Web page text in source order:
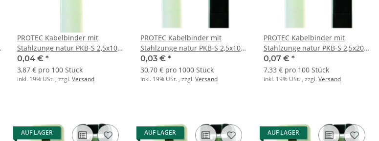
PROTEC Kabelbinder mit
Stahlzunge natur PKB-S 2,5x100
(100 Stk.)
0,04 € *
3,87 € pro 100 Stück
inkl. 19% USt. , zzgl.Versand
PROTEC Kabelbinder mit
Stahlzunge natur PKB-S 2,5x100
(1000 Stk.)
0,03 € *
30,70 € pro 1000 Stück
inkl. 19% USt. , zzgl.Versand
PROTEC Kabelbinder mit
Stahlzunge natur PKB-S 2,5x200
(100 Stk.)
0,07 € *
7,33 € pro 100 Stück
inkl. 19% USt. , zzgl.Versand
AUF LAGER AUF LAGER AUF LAGER